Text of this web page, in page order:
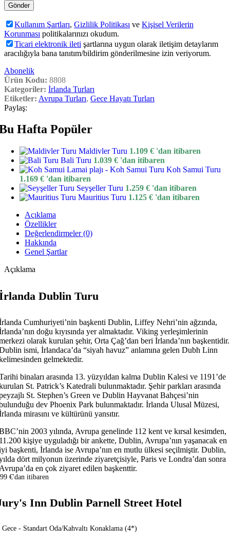
Kullanım Şartları, Gizlilik Politikası ve Kişisel Verilerin
Korunması politikalarınızı okudum.
Ticari elektronik ileti şartlarına uygun olarak iletişim detaylarım
aracılığıyla bana tanıtım/bildirim gönderilmesine izin veriyorum.
Abonelik
Ürün Kodu: 8808
Kategoriler: İrlanda Turları
Etiketler: Avrupa Turları, Gece Hayatı Turları
Paylaş:
Hafta Popüler
Maldivler Turu 1.109 € 'dan itibaren
Bali Turu 1.039 € 'dan itibaren
Koh Samui Turu
1.169 € 'dan itibaren
Seyşeller Turu 1.259 € 'dan itibaren
Mauritius Turu 1.125 € 'dan itibaren
Açıklama
Özellikler
Değerlendirmeler (0)
Hakkında
Genel Şartlar
Açıklama
Dublin Turu
Cumhuriyeti’nin başkenti Dublin, Liffey Nehri’nin ağzında,
doğu kıyısında yer almaktadır. Viking yerleşimlerinin
olarak kurulan şehir, Orta Çağ’dan beri İrlanda’nın başkentidir.
ismi, İrlandaca’da “siyah havuz” anlamına gelen Dubh Linn
gelmektedir.
binaları arasında 13. yüzyıldan kalma Dublin Kalesi ve 1191’de
St. Patrick’s Katedrali bulunmaktadır. Şehir parkları arasında
St. Stephen’s Green ve Dublin Hayvanat Bahçesi’nin
dev Phoenix Park bulunmaktadır. İrlanda Ulusal Müzesi,
mirasını ve kültürünü yansıtır.
2003 yılında, Avrupa genelinde 112 kent ve kırsal kesimden,
kişiye uyguladığı bir ankette, Dublin, Avrupa’nın yaşanacak en
başkenti, İrlanda ise Avrupa’nın en mutlu ülkesi seçilmiştir. Dublin,
dört milyonun üzerinde ziyaretçisiyle, Paris ve Londra’dan sonra
en çok ziyaret edilen başkenttir.
€'dan itibaren
Inn Dublin Parnell Street Hotel
Gece - Standart Oda/Kahvaltı Konaklama (4*)